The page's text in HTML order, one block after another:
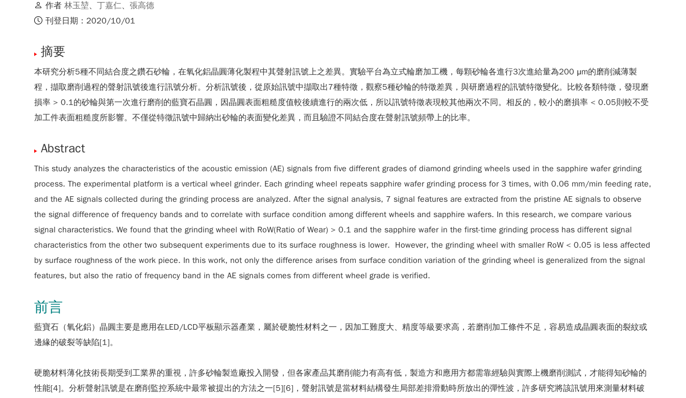
作者林玉堃、丁嘉仁、張高德
刊登日期：2020/10/01
摘要
本研究分析5種不同結合度之鑽石砂輪，在氧化鋁晶圓薄化製程中其聲射訊號上之差異。實驗平台為立式輪磨加工機，每顆砂輪各進行3次進給量為200 μm的磨削減薄製
程，擷取磨削過程的聲射訊號後進行訊號分析。分析訊號後，從原始訊號中擷取出7種特徵，觀察5種砂輪的特徵差異，與研磨過程的訊號特徵變化。比較各類特徵，發現磨
損率 > 0.1的砂輪與第一次進行磨削的藍寶石晶圓，因晶圓表面粗糙度值較後續進行的兩次低，所以訊號特徵表現較其他兩次不同。相反的，較小的磨損率 < 0.05則較不受
加工件表面粗糙度所影響。不僅從特徵訊號中歸納出砂輪的表面變化差異，而且驗證不同結合度在聲射訊號頻帶上的比率。
Abstract
This study analyzes the characteristics of the acoustic emission (AE) signals from five different grades of diamond grinding wheels used in the sapphire wafer grinding
process. The experimental platform is a vertical wheel grinder. Each grinding wheel repeats sapphire wafer grinding process for 3 times, with 0.06 mm/min feeding rate,
and the AE signals collected during the grinding process are analyzed. After the signal analysis, 7 signal features are extracted from the pristine AE signals to observe
the signal difference of frequency bands and to correlate with surface condition among different wheels and sapphire wafers. In this research, we compare various
signal characteristics. We found that the grinding wheel with RoW(Ratio of Wear) > 0.1 and the sapphire wafer in the first-time grinding process has different signal
characteristics from the other two subsequent experiments due to its surface roughness is lower. However, the grinding wheel with smaller RoW < 0.05 is less affected
by surface roughness of the work piece. In this work, not only the difference arises from surface condition variation of the grinding wheel is generalized from the signal
features, but also the ratio of frequency band in the AE signals comes from different wheel grade is verified.
前言
藍寶石（氧化鋁）晶圓主要是應用在LED/LCD平板顯示器產業，屬於硬脆性材料之一，因加工難度大、精度等級要求高，若磨削加工條件不足，容易造成晶圓表面的裂紋或
邊緣的破裂等缺陷[1]。
硬脆材料薄化技術長期受到工業界的重視，許多砂輪製造廠投入開發，但各家產品其磨削能力有高有低，製造方和應用方都需靠經驗與實際上機磨削測試，才能得知砂輪的
性能[4]。分析聲射訊號是在磨削監控系統中最常被提出的方法之一[5][6]，聲射訊號是當材料結構發生局部差排滑動時所放出的彈性波，許多研究將該訊號用來測量材料破